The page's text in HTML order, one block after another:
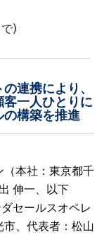
)
連携により、
一人ひとりに
構築を推進
本社：東京都千
伸一、以下
セールスオペレ
、代表者：松山